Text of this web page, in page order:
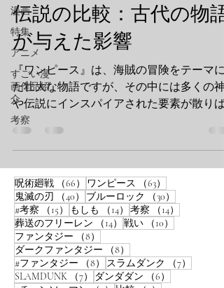
漫画
特集
アニメ
すごい漫
画作品紹
介
考察
伝説の比較：古代の物語
が与えた影響
『ワンピース』は、海賊の冒険をテーマに
た壮大な物語ですが、その中には多くの神
や伝説にインスパイアされた要素が散りば
られています。尾田栄一郎が描く『ワンピ
ス』の世界観は、単なるファンタジーの域
超え、古代の神話や伝説から深い影響を受
け、独自のストーリーが織りなされてい...
呪術廻戦 （66） 66件の記事
ワンピース （63）
鬼滅の刃
（40） 40件の記事
ブルーロック （30）
#考察
（15） 15件の記事
もしも （14） 14件の記事
考察 （14）
葬送のフリーレン
（14） 14件の記事
戦い （10）
ファンタジー
（8）
ダークファンタジー
（8）
#ファンタジー
（8） 8件の記事
スラムダンク （7）
SLAMDUNK
（7） 7件の記事
ダンダダン （6）